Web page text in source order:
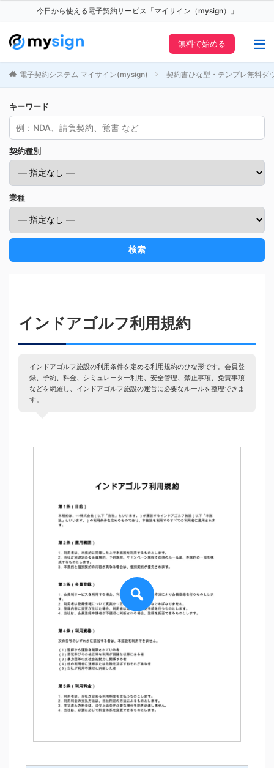
今日から使える電子契約サービス「マイサイン（mysign）」
無料で始める
電子契約システム マイサイン(mysign) 契約書ひな型・テンプレ無料ダ
キーワード
契約種別
業種
検索
インドアゴルフ利用規約
インドアゴルフ施設の利用条件を定める利用規約のひな形です。会員登
録、予約、料金、シミュレーター利用、安全管理、禁止事項、免責事項
などを網羅し、インドアゴルフ施設の運営に必要なルールを整理できま
す。